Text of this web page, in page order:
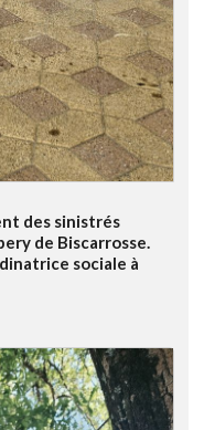
des sinistrés
de Biscarrosse.
sociale à